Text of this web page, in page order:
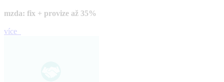
mzda: fix + provize až 35%
více